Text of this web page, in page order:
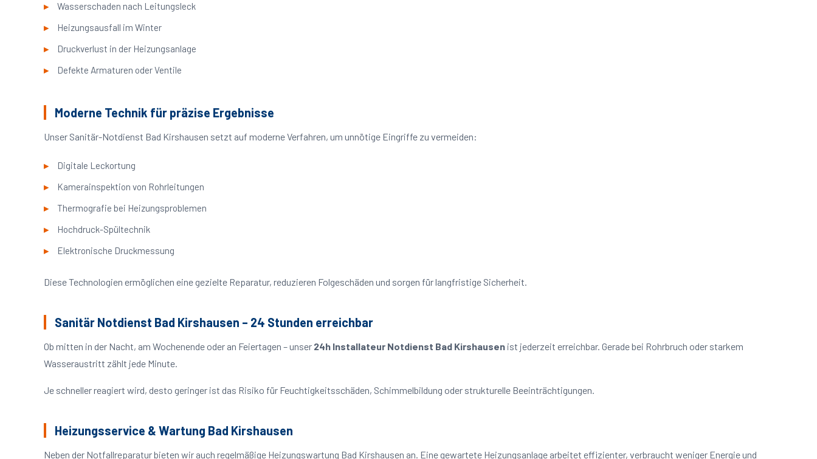
Wasserschaden nach Leitungsleck
Heizungsausfall im Winter
Druckverlust in der Heizungsanlage
Defekte Armaturen oder Ventile
Moderne Technik für präzise Ergebnisse
Unser Sanitär-Notdienst Bad Kirshausen setzt auf moderne Verfahren, um unnötige Eingriffe zu vermeiden:
Digitale Leckortung
Kamerainspektion von Rohrleitungen
Thermografie bei Heizungsproblemen
Hochdruck-Spültechnik
Elektronische Druckmessung
Diese Technologien ermöglichen eine gezielte Reparatur, reduzieren Folgeschäden und sorgen für langfristige Sicherheit.
Sanitär Notdienst Bad Kirshausen – 24 Stunden erreichbar
Ob mitten in der Nacht, am Wochenende oder an Feiertagen – unser 24h Installateur Notdienst Bad Kirshausen ist jederzeit erreichbar. Gerade bei Rohrbruch oder starkem
Wasseraustritt zählt jede Minute.
Je schneller reagiert wird, desto geringer ist das Risiko für Feuchtigkeitsschäden, Schimmelbildung oder strukturelle Beeinträchtigungen.
Heizungsservice & Wartung Bad Kirshausen
Neben der Notfallreparatur bieten wir auch regelmäßige Heizungswartung Bad Kirshausen an. Eine gewartete Heizungsanlage arbeitet effizienter, verbraucht weniger Energie und